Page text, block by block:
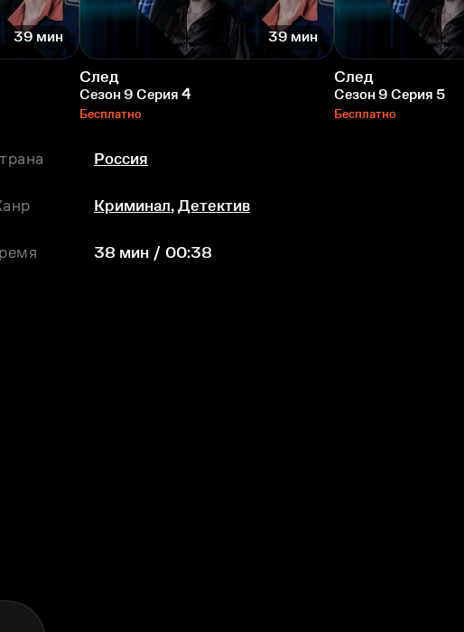
39 мин 39 мин
След
Сезон 9 Серия 4
Бесплатно
След
Сезон 9 Серия 5
Бесплатно
Россия
Криминал, Детектив
38 мин / 00:38